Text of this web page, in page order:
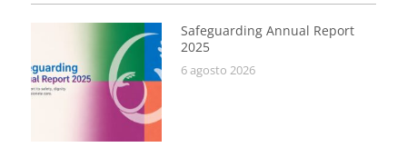
Safeguarding Annual Report
2025
6 agosto 2026